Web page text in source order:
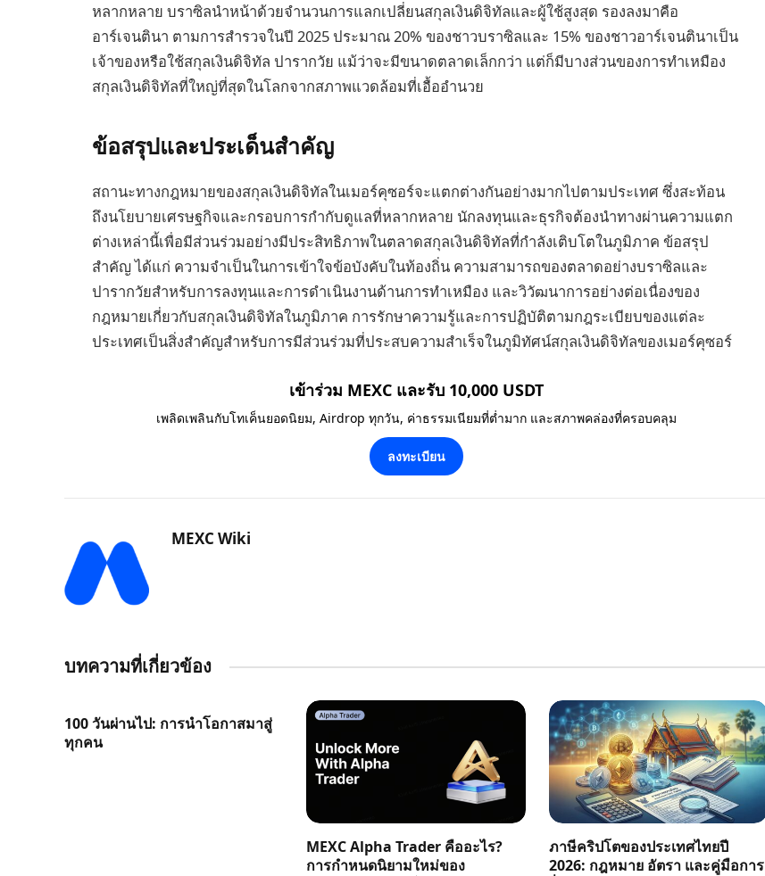
หลากหลาย บราซิลนำหน้าด้วยจำนวนการแลกเปลี่ยนสกุลเงินดิจิทัลและผู้ใช้สูงสุด รองลงมาคือ
อาร์เจนตินา ตามการสำรวจในปี 2025 ประมาณ 20% ของชาวบราซิลและ 15% ของชาวอาร์เจนตินาเป็น
เจ้าของหรือใช้สกุลเงินดิจิทัล ปารากวัย แม้ว่าจะมีขนาดตลาดเล็กกว่า แต่ก็มีบางส่วนของการทำเหมือง
สกุลเงินดิจิทัลที่ใหญ่ที่สุดในโลกจากสภาพแวดล้อมที่เอื้ออำนวย
ข้อสรุปและประเด็นสำคัญ
สถานะทางกฎหมายของสกุลเงินดิจิทัลในเมอร์คุซอร์จะแตกต่างกันอย่างมากไปตามประเทศ ซึ่งสะท้อน
ถึงนโยบายเศรษฐกิจและกรอบการกำกับดูแลที่หลากหลาย นักลงทุนและธุรกิจต้องนำทางผ่านความแตก
ต่างเหล่านี้เพื่อมีส่วนร่วมอย่างมีประสิทธิภาพในตลาดสกุลเงินดิจิทัลที่กำลังเติบโตในภูมิภาค ข้อสรุป
สำคัญ ได้แก่ ความจำเป็นในการเข้าใจข้อบังคับในท้องถิ่น ความสามารถของตลาดอย่างบราซิลและ
ปารากวัยสำหรับการลงทุนและการดำเนินงานด้านการทำเหมือง และวิวัฒนาการอย่างต่อเนื่องของ
กฎหมายเกี่ยวกับสกุลเงินดิจิทัลในภูมิภาค การรักษาความรู้และการปฏิบัติตามกฎระเบียบของแต่ละ
ประเทศเป็นสิ่งสำคัญสำหรับการมีส่วนร่วมที่ประสบความสำเร็จในภูมิทัศน์สกุลเงินดิจิทัลของเมอร์คุซอร์
เข้าร่วม MEXC และรับ 10,000 USDT
เพลิดเพลินกับโทเค็นยอดนิยม, Airdrop ทุกวัน, ค่าธรรมเนียมที่ต่ำมาก และสภาพคล่องที่ครอบคลุม
ลงทะเบียน
MEXC Wiki
บทความที่เกี่ยวข้อง
100 วันผ่านไป: การนำโอกาสมาสู่
ทุกคน
MEXC Alpha Trader คืออะไร?
การกำหนดนิยามใหม่ของ
ภาษีคริปโตของประเทศไทยปี
2026: กฎหมาย อัตรา และคู่มือการ